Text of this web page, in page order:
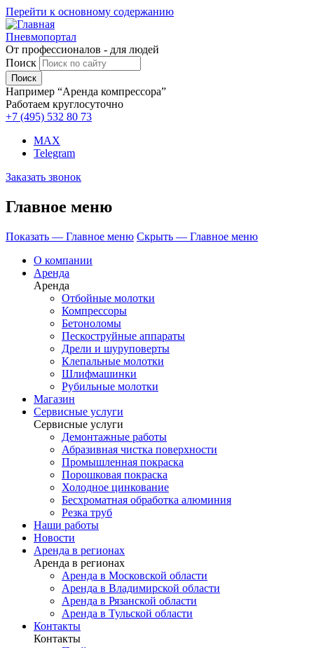
Перейти к основному содержанию
Пневмопортал
От профессионалов - для людей
Поиск
Например “Аренда компрессора”
Работаем круглосуточно
+7 (495) 532 80 73
MAX
Telegram
Заказать звонок
Главное меню
Показать — Главное меню Скрыть — Главное меню
О компании
Аренда
Аренда
Отбойные молотки
Компрессоры
Бетоноломы
Пескоструйные аппараты
Дрели и шуруповерты
Клепальные молотки
Шлифмашинки
Рубильные молотки
Магазин
Сервисные услуги
Сервисные услуги
Демонтажные работы
Абразивная чистка поверхности
Промышленная покраска
Порошковая покраска
Холодное цинкование
Бесхроматная обработка алюминия
Резка труб
Наши работы
Новости
Аренда в регионах
Аренда в регионах
Аренда в Московской области
Аренда в Владимирской области
Аренда в Рязанской области
Аренда в Тульской области
Контакты
Контакты